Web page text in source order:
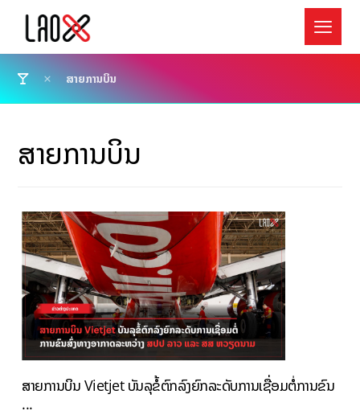
ສາຍການບິນ
ສາຍການບິນ
ສາຍການບິນ Vietjet ບັນລຸ​ຂໍ້​ຕົກລົງ​ຍົກລະດັບການ​ເຊື່ອມ​ຕໍ່​ການ​ຂົນ
...